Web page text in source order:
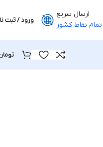
ارسال سریع
تمام نقاط کشور
ورود / ثبت